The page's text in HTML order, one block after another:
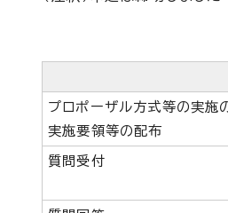
プロポーザル方式等の実施
実施要領等の配布
質問受付